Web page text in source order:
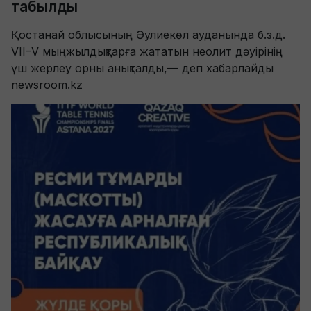
табылды
Қостанай облысының Әулиекөл ауданында б.з.д.
VII–V мыңжылдықтарға жататын неолит дәуірінің
үш жерлеу орны анықталды,— деп хабарлайды
newsroom.kz